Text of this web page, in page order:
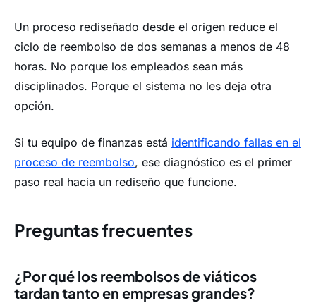
Un proceso rediseñado desde el origen reduce el
ciclo de reembolso de dos semanas a menos de 48
horas. No porque los empleados sean más
disciplinados. Porque el sistema no les deja otra
opción.
Si tu equipo de finanzas está identificando fallas en el
proceso de reembolso, ese diagnóstico es el primer
paso real hacia un rediseño que funcione.
Preguntas frecuentes
¿Por qué los reembolsos de viáticos
tardan tanto en empresas grandes?